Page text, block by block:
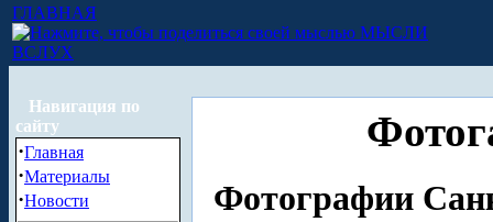
ГЛАВНАЯ
МЫСЛИ
ВСЛУХ
Навигация по
сайту
·Главная
·Материалы
·Новости Фотографии